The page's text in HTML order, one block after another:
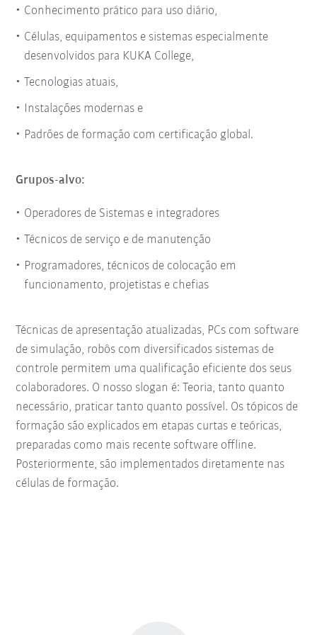
Conhecimento prático para uso diário,
Células, equipamentos e sistemas especialmente
desenvolvidos para KUKA College,
Tecnologias atuais,
Instalações modernas e
Padrões de formação com certificação global.
Grupos-alvo:
Operadores de Sistemas e integradores
Técnicos de serviço e de manutenção
Programadores, técnicos de colocação em
funcionamento, projetistas e chefias
Técnicas de apresentação atualizadas, PCs com software
de simulação, robôs com diversificados sistemas de
controle permitem uma qualificação eficiente dos seus
colaboradores. O nosso slogan é: Teoria, tanto quanto
necessário, praticar tanto quanto possível. Os tópicos de
formação são explicados em etapas curtas e teóricas,
preparadas como mais recente software offline.
Posteriormente, são implementados diretamente nas
células de formação.